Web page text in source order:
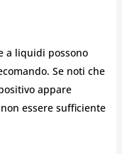
a liquidi possono
Se noti che
appare
essere sufficiente